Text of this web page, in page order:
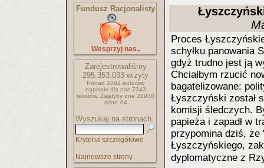
Fundusz Racjonalisty
Wesprzyj nas..
Zarejestrowaliśmy
295.353.033 wizyty
Ponad 1062 autorów
napisało dla nas 7343
tekstów. Zajęłyby one 28930
stron A4
Wyszukaj na stronach:
Kryteria szczegółowe
Najnowsze strony..
Proces
schyłku panowania
gdyż trudno jest ją
Chciałbym rzucić
bagatelizowane:
Łyszczyński został
komisji śledczych.
papieża i zapadł w
przypomina dziś, że
Łyszczyńskiego,
dyplomatyczne z